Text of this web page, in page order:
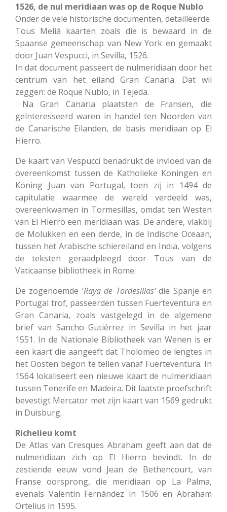
1526, de nul meridiaan was op de Roque Nublo
Onder de vele historische documenten, detailleerde
Tous Meliá kaarten zoals die is bewaard in de
Spaanse gemeenschap van New York en gemaakt
door Juan Vespucci, in Sevilla, 1526.
In dat document passeert de nulmeridiaan door het
centrum van het eiland Gran Canaria. Dat wil
zeggen: de Roque Nublo, in Tejeda.
Na Gran Canaria plaatsten de Fransen, die
geïnteresseerd waren in handel ten Noorden van
de Canarische Eilanden, de basis meridiaan op El
Hierro.
De kaart van Vespucci benadrukt de invloed van de
overeenkomst tussen de Katholieke Koningen en
Koning Juan van Portugal, toen zij in 1494 de
capitulatie waarmee de wereld verdeeld was,
overeenkwamen in Tormesillas, omdat ten Westen
van El Hierro een meridiaan was. De andere, vlakbij
de Molukken en een derde, in de Indische Oceaan,
tussen het Arabische schiereiland en India, volgens
de teksten geraadpleegd door Tous van de
Vaticaanse bibliotheek in Rome.
De zogenoemde ‘Raya de Tordesillas’die Spanje en
Portugal trof, passeerden tussen Fuerteventura en
Gran Canaria, zoals vastgelegd in de algemene
brief van Sancho Gutiérrez in Sevilla in het jaar
1551. In de Nationale Bibliotheek van Wenen is er
een kaart die aangeeft dat Tholomeo de lengtes in
het Oosten begon te tellen vanaf Fuerteventura. In
1564 lokaliseert een nieuwe kaart de nulmeridiaan
tussen Tenerife en Madeira. Dit laatste proefschrift
bevestigt Mercator met zijn kaart van 1569 gedrukt
in Duisburg.
Richelieu komt
De Atlas van Cresques Abraham geeft aan dat de
nulmeridiaan zich op El Hierro bevindt. In de
zestiende eeuw vond Jean de Bethencourt, van
Franse oorsprong, die meridiaan op La Palma,
evenals Valentín Fernández in 1506 en Abraham
Ortelius in 1595.